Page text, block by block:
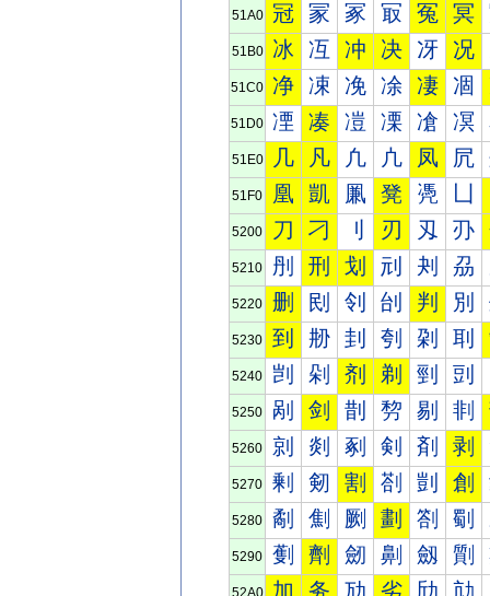
51A0 冠 冡 冢 冣 冤 冥
51B0 冰 冱 冲 决 冴 况
51C0 净 凁 凂 凃 凄 凅
51D0 凐 凑 凒 凓 凔 凕
51E0 几 凡 凢 凣 凤 凥
51F0 凰 凱 凲 凳 凴
5200 刀 刁 刂 刃 刄 刅
5210 刐 刑 划 刓 刔 刕
5220 删 刡 刢 刣 判 別
5230 到 刱 刲 刳 刴 刵
5240 剀 剁 剂 剃 剄 剅
5250 剐 剑 剒 剓 剔 剕
5260 剠 剡 剢 剣 剤 剥
5270 剰 剱 割 剳 剴 創
5280 劀 劁 劂 劃 劄 劅
5290 劐 劑 劒 劓 劔 劕
52A0 加 务 劢 劣 劤 劥